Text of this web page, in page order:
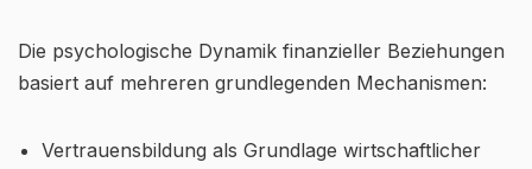
Die psychologische Dynamik finanzieller Beziehungen
basiert auf mehreren grundlegenden Mechanismen:
Vertrauensbildung als Grundlage wirtschaftlicher